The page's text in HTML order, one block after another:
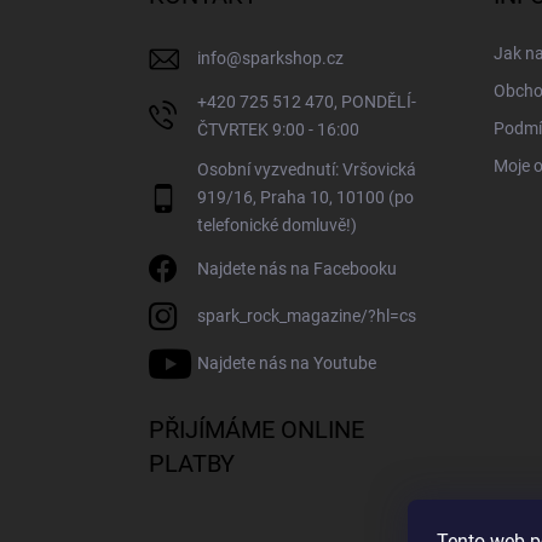
info@sparkshop.cz
+420 725 512 470, PONDĚLÍ-
ČTVRTEK 9:00 - 16:00
Osobní vyzvednutí: Vršovická
919/16, Praha 10, 10100 (po
telefonické domluvě!)
Najdete nás na Facebooku
spark_rock_magazine/?hl=cs
Najdete nás na Youtube
Jak
Moje
PŘIJÍMÁME ONLINE
PLATBY